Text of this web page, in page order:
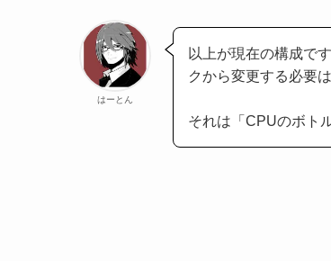
はーとん
以上が現在の構成で
クから変更する必要
それは「CPUのボト